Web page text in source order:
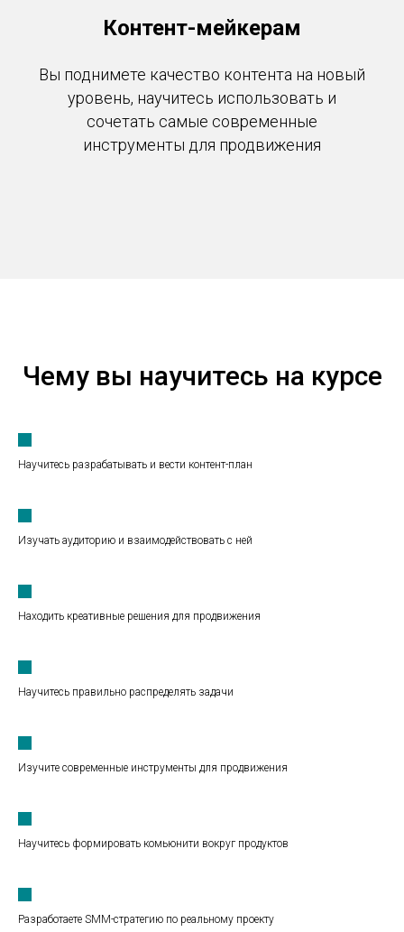
Контент-мейкерам
Вы поднимете качество контента на новый
уровень, научитесь использовать и
сочетать самые современные
инструменты для продвижения
Чему вы научитесь на курсе
Научитесь разрабатывать и вести контент-план
Изучать аудиторию и взаимодействовать с ней
Находить креативные решения для продвижения
Научитесь правильно распределять задачи
Изучите современные инструменты для продвижения
Научитесь формировать комьюнити вокруг продуктов
Разработаете SMM-стратегию по реальному проекту